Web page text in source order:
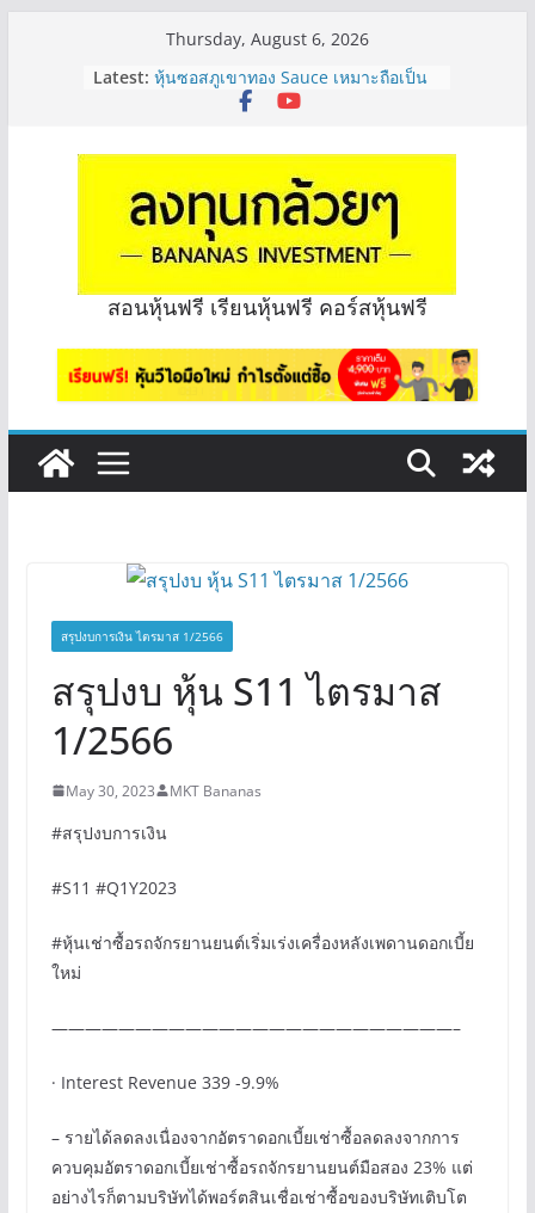
Thursday, August 6, 2026
Latest: หุ้นซอสภูเขาทอง Sauce เหมาะถือเป็น
หุ้นปันผลไหม? | Q&A กล้วยๆ EP.1166
ดี? | Q&A กล้วยๆ EP.1165
รีวิวงบกลุ่ม Bank หุ้นไหนเหมาะถือเอา
“ปันผล” | EP.175
จะเลือกหุ้นแต่ละตัว ต้องดู Short –
Long ของหุ้นตัวนั้นๆไหมคะ? | Q&A
กล้วยๆ EP.1164
มีเงิน 8 ล้าน อยากจัดพอร์ตหุ้นปันผล
ระยะยาว อุตสาหกรรมไหนดี? | Q&A
สอนหุ้นฟรี เรียนหุ้นฟรี คอร์สหุ้นฟรี
สรุปงบการเงิน ไตรมาส 1/2566
สรุปงบ หุ้น S11 ไตรมาส
1/2566
May 30, 2023 MKT Bananas
#สรุปงบการเงิน
#S11 #Q1Y2023
#หุ้นเช่าซื้อรถจักรยานยนต์เริ่มเร่งเครื่องหลังเพดานดอกเบี้ย
ใหม่
————————————————————————–
· Interest Revenue 339 -9.9%
– รายได้ลดลงเนื่องจากอัตราดอกเบี้ยเช่าซื้อลดลงจากการ
ควบคุมอัตราดอกเบี้ยเช่าซื้อรถจักรยานยนต์มือสอง 23% แต่
อย่างไรก็ตามบริษัทได้พอร์ตสินเชื่อเช่าซื้อของบริษัทเติบโต